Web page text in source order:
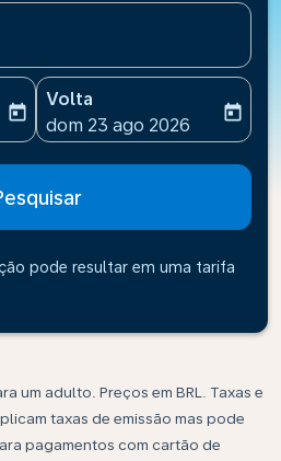
date-aria-label
today
Volta
fc-booking-return-date-
dom 23 ago 2026
today
pode resultar em uma tarifa
um adulto. Preços em BRL. Taxas e
taxas de emissão mas pode
pagamentos com cartão de